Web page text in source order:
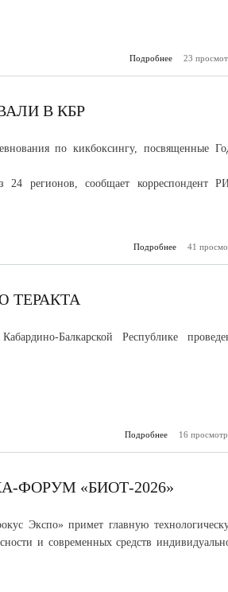
Подробнее
о В
23
В КБР
по кикбоксингу, посвященные
24 регионов, сообщает корреспондент
Подробнее
о
41
ТЕРАКТА
Балкарской Республике
Подробнее
о В КБР
16
ФОРУМ «БИОТ-2026»
Экспо» примет главную
и современных средств